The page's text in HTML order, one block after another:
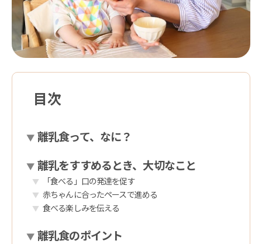
目次
離乳食って、なに？
離乳をすすめるとき、大切なこと
「食べる」口の発達を促す
赤ちゃんに合ったペースで進める
食べる楽しみを伝える
離乳食のポイント